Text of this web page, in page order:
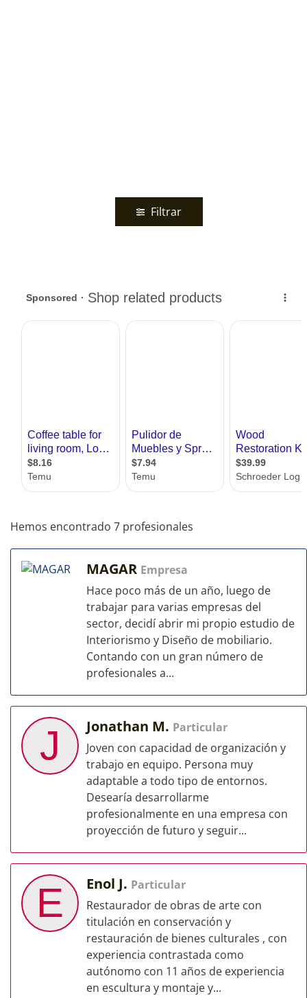
Filtrar
Hemos encontrado 7 profesionales
MAGAR Empresa
Hace poco más de un año, luego de
trabajar para varias empresas del
sector, decidí abrir mi propio estudio de
Interiorismo y Diseño de mobiliario.
Contando con un gran número de
profesionales a...
J Jonathan M. Particular
Joven con capacidad de organización y
trabajo en equipo. Persona muy
adaptable a todo tipo de entornos.
Desearía desarrollarme
profesionalmente en una empresa con
proyección de futuro y seguir...
E Enol J. Particular
Restaurador de obras de arte con
titulación en conservación y
restauración de bienes culturales , con
experiencia contrastada como
autónomo con 11 años de experiencia
en escultura y montaje y...